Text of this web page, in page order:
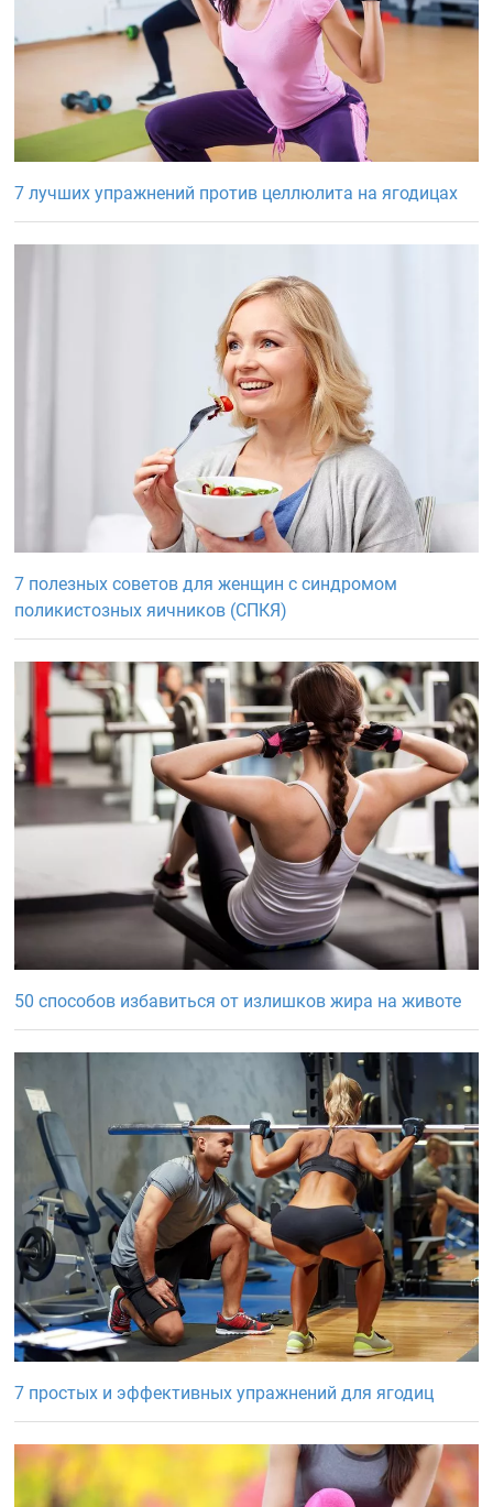
7 лучших упражнений против целлюлита на ягодицах
7 полезных советов для женщин с синдромом
поликистозных яичников (СПКЯ)
50 способов избавиться от излишков жира на животе
7 простых и эффективных упражнений для ягодиц